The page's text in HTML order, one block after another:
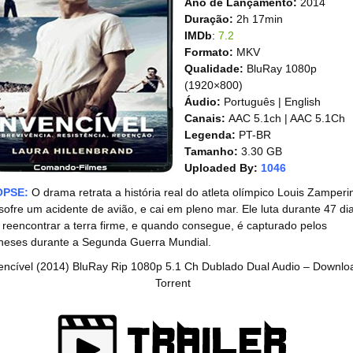
Duração: 2h 17min
IMDb: 7.2
Formato: MKV
Qualidade: BluRay 1080p
(1920×800)
Áudio: Português | English
Canais: AAC 5.1ch | AAC 5.1Ch
Legenda: PT-BR
Tamanho: 3.30 GB
Uploaded By: 1046
O drama retrata a história real do atleta olímpico Louis
um acidente de avião, e cai em pleno mar. Ele luta durante 47
a terra firme, e quando consegue, é capturado pelos
durante a Segunda Guerra Mundial.
(2014) BluRay Rip 1080p 5.1 Ch Dublado Dual Audio –
Torrent